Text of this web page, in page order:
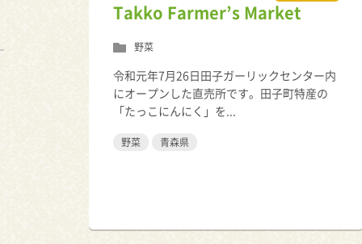
Takko Farmer’s Market
野菜
令和元年7月26日田子ガーリックセンター内
にオープンした直売所です。田子町特産の
「たっこにんにく」を...
野菜 青森県